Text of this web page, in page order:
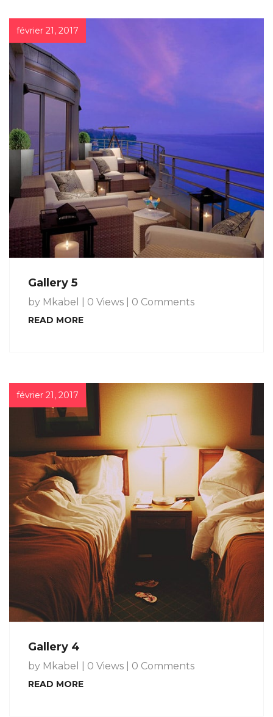
février 21, 2017
Gallery 5
by Mkabel 0 Views 0 Comments
READ MORE
février 21, 2017
Gallery 4
by Mkabel 0 Views 0 Comments
READ MORE